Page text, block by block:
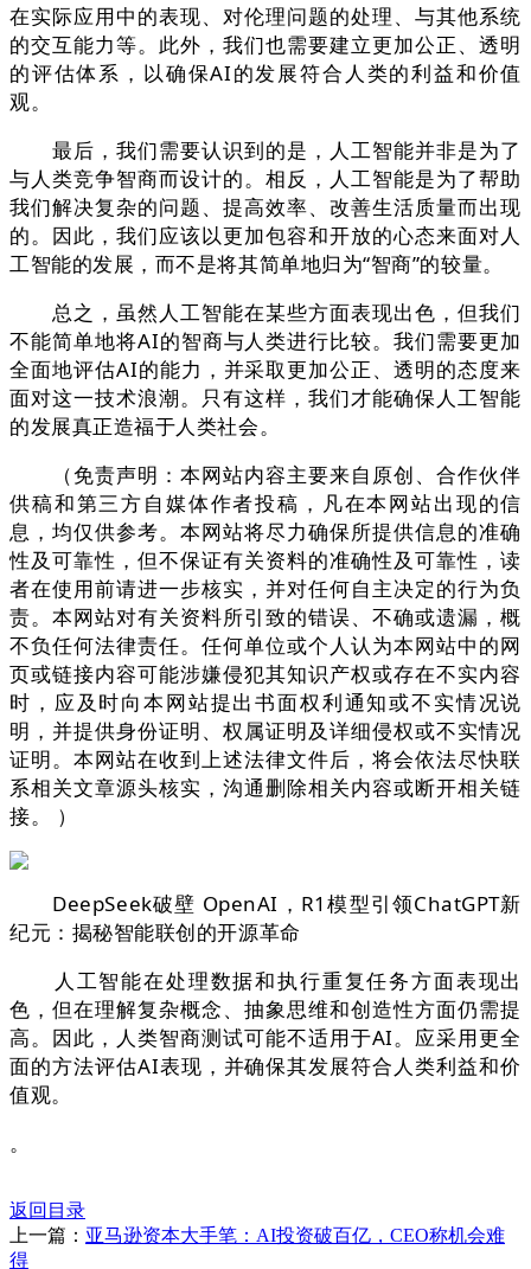
在实际应用中的表现、对伦理问题的处理、与其他系统
的交互能力等。此外，我们也需要建立更加公正、透明
的评估体系，以确保AI的发展符合人类的利益和价值
观。
最后，我们需要认识到的是，人工智能并非是为了
与人类竞争智商而设计的。相反，人工智能是为了帮助
我们解决复杂的问题、提高效率、改善生活质量而出现
的。因此，我们应该以更加包容和开放的心态来面对人
工智能的发展，而不是将其简单地归为“智商”的较量。
总之，虽然人工智能在某些方面表现出色，但我们
不能简单地将AI的智商与人类进行比较。我们需要更加
全面地评估AI的能力，并采取更加公正、透明的态度来
面对这一技术浪潮。只有这样，我们才能确保人工智能
的发展真正造福于人类社会。
（免责声明：本网站内容主要来自原创、合作伙伴
供稿和第三方自媒体作者投稿，凡在本网站出现的信
息，均仅供参考。本网站将尽力确保所提供信息的准确
性及可靠性，但不保证有关资料的准确性及可靠性，读
者在使用前请进一步核实，并对任何自主决定的行为负
责。本网站对有关资料所引致的错误、不确或遗漏，概
不负任何法律责任。任何单位或个人认为本网站中的网
页或链接内容可能涉嫌侵犯其知识产权或存在不实内容
时，应及时向本网站提出书面权利通知或不实情况说
明，并提供身份证明、权属证明及详细侵权或不实情况
证明。本网站在收到上述法律文件后，将会依法尽快联
系相关文章源头核实，沟通删除相关内容或断开相关链
接。 ）
DeepSeek破壁 OpenAI，R1模型引领ChatGPT新
纪元：揭秘智能联创的开源革命
人工智能在处理数据和执行重复任务方面表现出
色，但在理解复杂概念、抽象思维和创造性方面仍需提
高。因此，人类智商测试可能不适用于AI。应采用更全
面的方法评估AI表现，并确保其发展符合人类利益和价
值观。
。
返回目录
上一篇： 亚马逊资本大手笔：AI投资破百亿，CEO称机会难
得